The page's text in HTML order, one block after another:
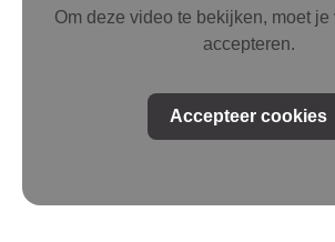
Om deze video te bekijken, moet
accepteren.
Accepteer cookies